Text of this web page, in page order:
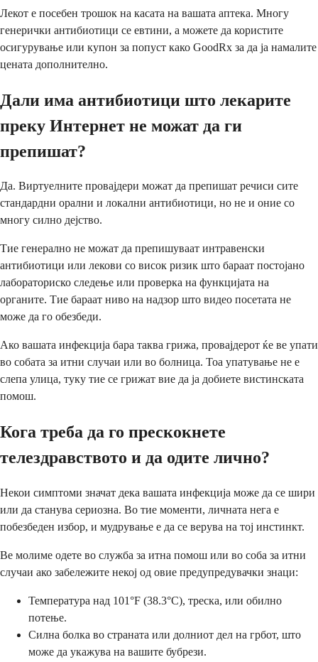
Лекот е посебен трошок на касата на вашата аптека. Многу
генерички антибиотици се евтини, а можете да користите
осигурување или купон за попуст како GoodRx за да ја намалите
цената дополнително.
Дали има антибиотици што лекарите
преку Интернет не можат да ги
препишат?
Да. Виртуелните провајдери можат да препишат речиси сите
стандардни орални и локални антибиотици, но не и оние со
многу силно дејство.
Тие генерално не можат да препишуваат интравенски
антибиотици или лекови со висок ризик што бараат постојано
лабораториско следење или проверка на функцијата на
органите. Тие бараат ниво на надзор што видео посетата не
може да го обезбеди.
Ако вашата инфекција бара таква грижа, провајдерот ќе ве упати
во собата за итни случаи или во болница. Тоа упатување не е
слепа улица, туку тие се грижат вие да ја добиете вистинската
помош.
Кога треба да го прескокнете
телездравството и да одите лично?
Некои симптоми значат дека вашата инфекција може да се шири
или да станува сериозна. Во тие моменти, личната нега е
побезбеден избор, и мудрување е да се верува на тој инстинкт.
Ве молиме одете во служба за итна помош или во соба за итни
случаи ако забележите некој од овие предупредувачки знаци:
Температура над 101°F (38.3°C), треска, или обилно
потење.
Силна болка во страната или долниот дел на грбот, што
може да укажува на вашите бубрези.